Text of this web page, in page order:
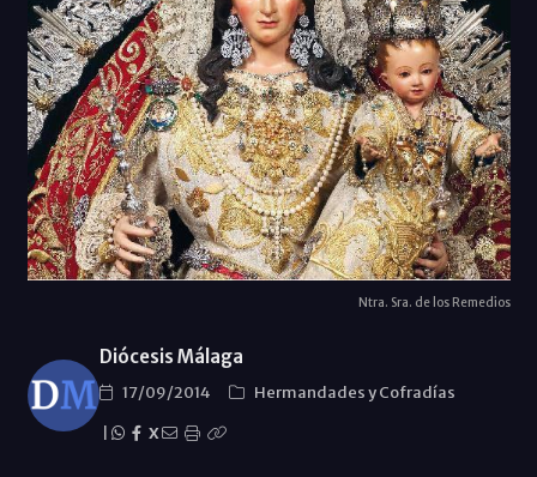
Ntra. Sra. de los Remedios
Diócesis Málaga
17/09/2014
Hermandades y Cofradías
X